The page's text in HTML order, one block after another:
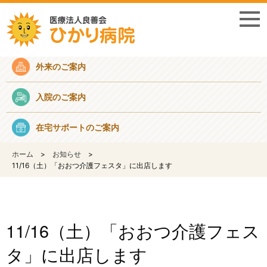
採用情報
外来のご案内
入院のご案内
在宅サポートのご案内
ホーム
お知らせ
11/16（土）「おおつ介護フェスタ」に出店します
11/16（土）「おおつ介護フェス
タ」に出店します